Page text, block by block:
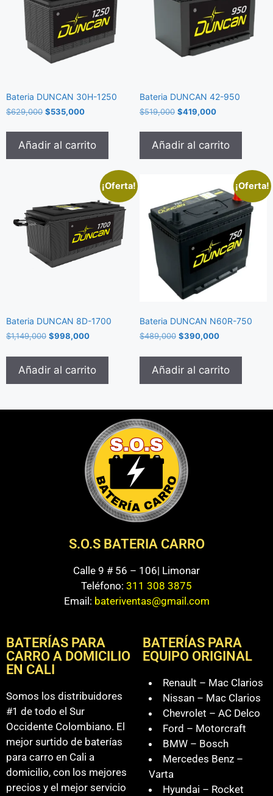
Bateria DUNCAN 30H-1250
$629,000 $535,000
Añadir al carrito
Bateria DUNCAN 42-950
$519,000 $419,000
Añadir al carrito
¡Oferta!
Bateria DUNCAN 8D-1700
$1,149,000 $998,000
Añadir al carrito
¡Oferta!
Bateria DUNCAN N60R-750
$489,000 $390,000
Añadir al carrito
S.O.S BATERIA CARRO
Calle 9 # 56 – 106| Limonar
Teléfono: 311 308 3875
Email: bateriventas@gmail.com
BATERÍAS PARA
CARRO A DOMICILIO
EN CALI
Somos los distribuidores
#1 de todo el Sur
Occidente Colombiano. El
mejor surtido de baterías
para carro en Cali a
domicilio, con los mejores
precios y el mejor servicio
BATERÍAS PARA
EQUIPO ORIGINAL
Renault – Mac Clarios
Nissan – Mac Clarios
Chevrolet – AC Delco
Ford – Motorcraft
BMW – Bosch
Mercedes Benz –
Varta
Hyundai – Rocket